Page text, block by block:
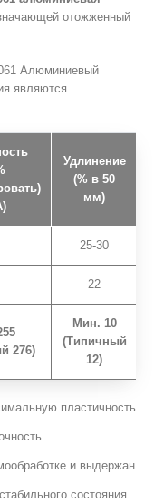
отожженный
Алюминиевый
являются
Удлинение
(% в 50
мм)
25-30
22
276)
Мин. 10
(Типичный
12)
пластичность
и выдержан
состояния..